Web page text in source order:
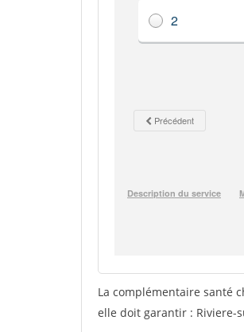
La complémentaire santé
elle doit garantir : Riviere-